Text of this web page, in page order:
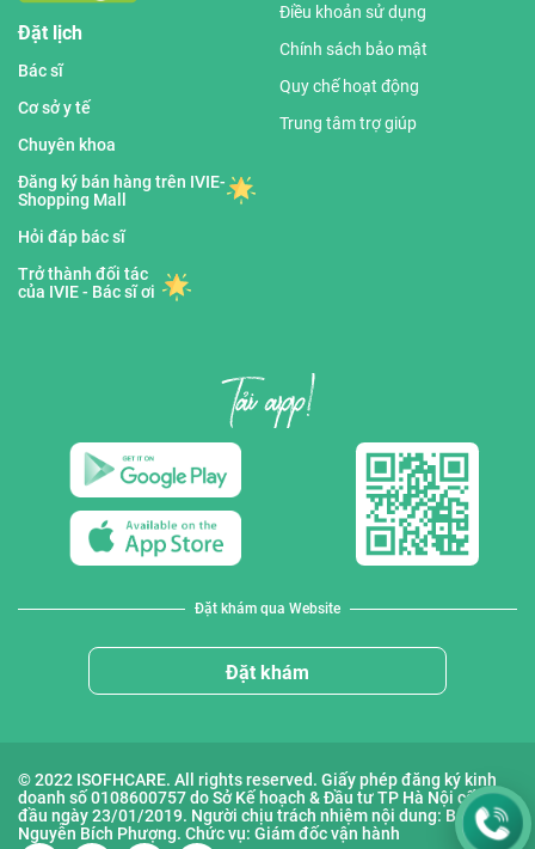
Đặt lịch
Bác sĩ
Cơ sở y tế
Chuyên khoa
Đăng ký bán hàng trên IVIE-
Shopping Mall
Hỏi đáp bác sĩ
Trở thành đối tác
của IVIE - Bác sĩ ơi
Điều khoản sử dụng
Chính sách bảo mật
Quy chế hoạt động
Trung tâm trợ giúp
Đặt khám qua Website
Đặt khám
© 2022 ISOFHCARE. All rights reserved. Giấy phép đăng ký kinh
doanh số 0108600757 do Sở Kế hoạch & Đầu tư TP Hà Nội cấp lần
đầu ngày 23/01/2019. Người chịu trách nhiệm nội dung: Bà
Nguyễn Bích Phượng. Chức vụ: Giám đốc vận hành